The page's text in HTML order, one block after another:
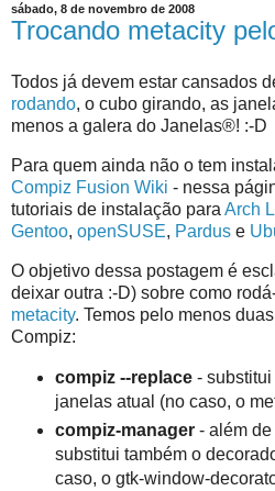
sábado, 8 de novembro de 2008
Trocando metacity
Todos já devem estar cansados
rodando, o cubo girando, as
menos a galera do Janelas®! :-D
Para quem ainda não o tem
Compiz Fusion Wiki - nessa
tutoriais de instalação para Arch
Gentoo, openSUSE, Pardus e
O objetivo dessa postagem é
deixar outra :-D) sobre como
metacity. Temos pelo menos
Compiz:
compiz --replace- substitui
janelas atual (no caso, o
compiz-manager- além de
substitui também o
caso, o gtk-window-